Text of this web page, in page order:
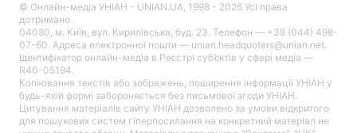
© Онлайн-медіа УНІАН - UNIAN.UA, 1998 - 2026 Усі права
дотримано.
04080, м. Київ, вул. Кирилівська, буд. 23. Телефон — +38 (044) 498-
07-60. Адреса електронної пошти — unian.headquoters@unian.net.
Ідентифікатор онлайн-медіа в Реєстрі суб’єктів у сфері медіа —
R40-05194.
Копіювання текстів або зображень, поширення інформації УНІАН у
будь-якій формі забороняється без письмової згоди УНІАН.
Цитування матеріалів сайту УНІАН дозволено за умови відкритого
для пошукових систем гіперпосилання на конкретний матеріал не